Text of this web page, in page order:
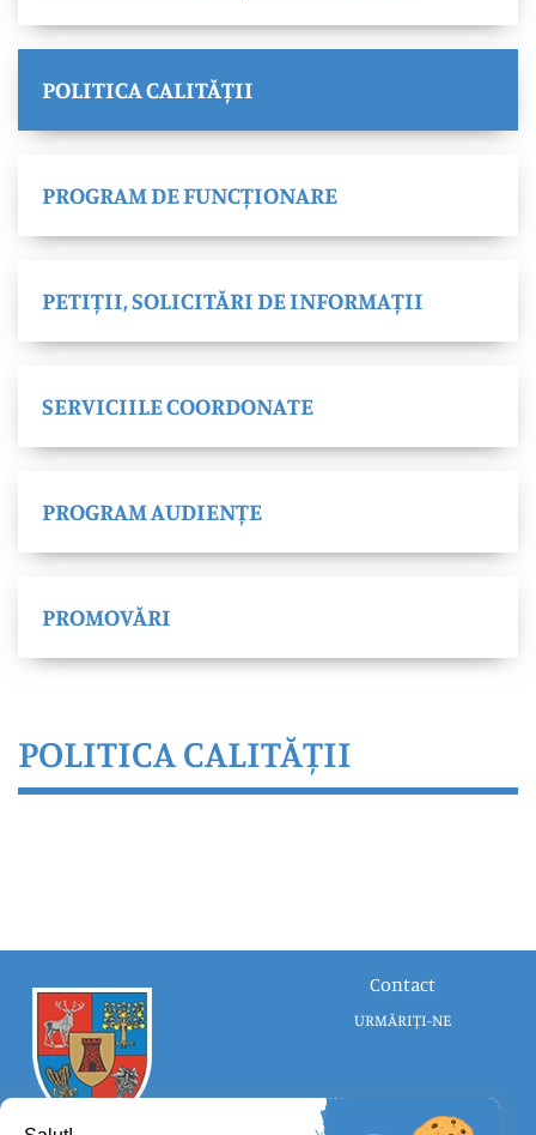
POLITICA CALITĂȚII
PROGRAM DE FUNCȚIONARE
PETIȚII, SOLICITĂRI DE INFORMAȚII
SERVICIILE COORDONATE
PROGRAM AUDIENȚE
PROMOVĂRI
POLITICA CALITĂȚII
Contact
URMĂRIȚI-NE